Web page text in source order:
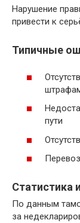
Нарушение
привести к
Типичные
пути
Статистика
По данным
за